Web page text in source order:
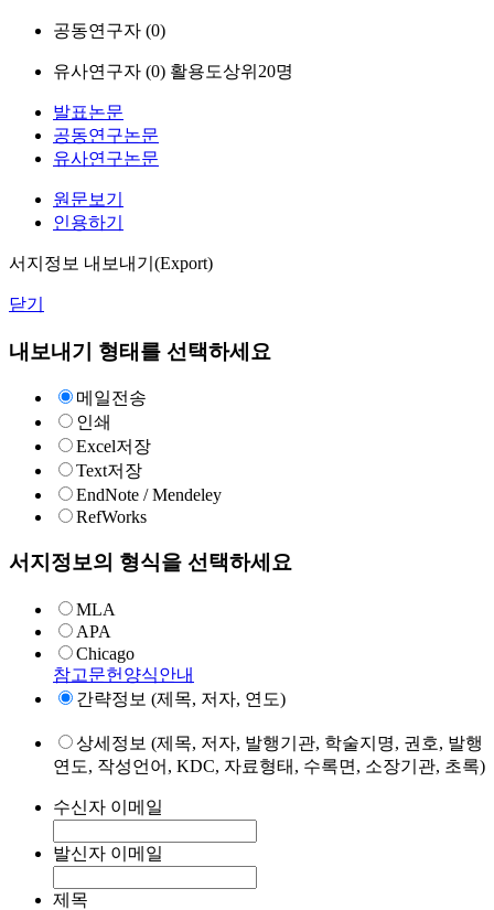
공동연구자 (0)
유사연구자 (0) 활용도상위20명
발표논문
공동연구논문
유사연구논문
원문보기
인용하기
서지정보 내보내기(Export)
닫기
내보내기 형태를 선택하세요
메일전송
인쇄
Excel저장
Text저장
EndNote / Mendeley
RefWorks
서지정보의 형식을 선택하세요
MLA
APA
Chicago
참고문헌양식안내
간략정보 (제목, 저자, 연도)
상세정보 (제목, 저자, 발행기관, 학술지명, 권호, 발행
연도, 작성언어, KDC, 자료형태, 수록면, 소장기관, 초록)
수신자 이메일
발신자 이메일
제목